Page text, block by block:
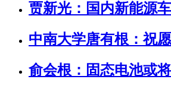
贾新光：国内新能源
中南大学唐有根：祝
俞会根：固态电池或